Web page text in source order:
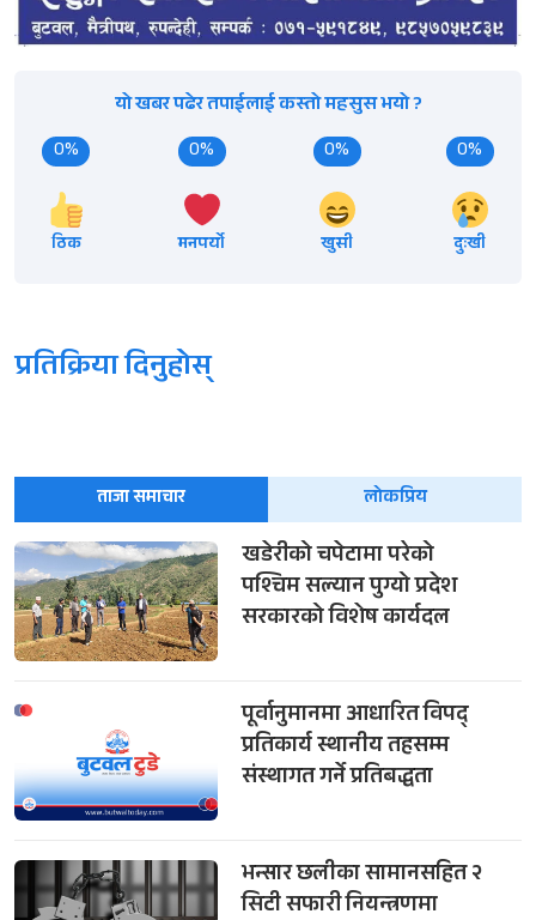
यो खबर पढेर तपाईलाई कस्तो महसुस भयो ?
0%
ठिक
0%
मनपर्यो
0%
खुसी
0%
दुःखी
प्रतिक्रिया दिनुहोस्
ताजा समाचार लोकप्रिय
खडेरीको चपेटामा परेको
पश्चिम सल्यान पुग्यो प्रदेश
सरकारको विशेष कार्यदल
पूर्वानुमानमा आधारित विपद्
प्रतिकार्य स्थानीय तहसम्म
संस्थागत गर्ने प्रतिबद्धता
भन्सार छलीका सामानसहित २
सिटी सफारी नियन्त्रणमा